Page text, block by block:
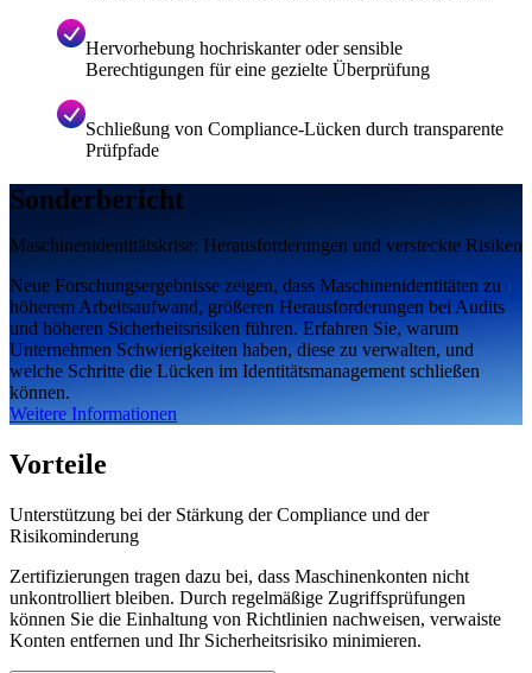
Hervorhebung hochriskanter oder sensible
Berechtigungen für eine gezielte Überprüfung
Schließung von Compliance-Lücken durch transparente
Prüfpfade
Sonderbericht
Maschinenidentitätskrise: Herausforderungen und versteckte Risiken
Neue Forschungsergebnisse zeigen, dass Maschinenidentitäten zu
höherem Arbeitsaufwand, größeren Herausforderungen bei Audits
und höheren Sicherheitsrisiken führen. Erfahren Sie, warum
Unternehmen Schwierigkeiten haben, diese zu verwalten, und
welche Schritte die Lücken im Identitätsmanagement schließen
können.
Weitere Informationen
Vorteile
Unterstützung bei der Stärkung der Compliance und der
Risikominderung
Zertifizierungen tragen dazu bei, dass Maschinenkonten nicht
unkontrolliert bleiben. Durch regelmäßige Zugriffsprüfungen
können Sie die Einhaltung von Richtlinien nachweisen, verwaiste
Konten entfernen und Ihr Sicherheitsrisiko minimieren.